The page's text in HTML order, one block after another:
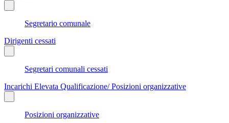
Segretario comunale
Dirigenti cessati
Segretari comunali cessati
Incarichi Elevata Qualificazione/ Posizioni organizzative
Posizioni organizzative